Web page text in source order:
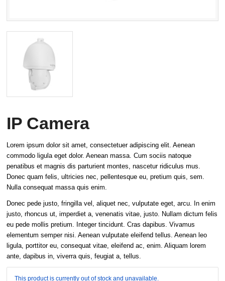
IP Camera
Lorem ipsum dolor sit amet, consectetuer adipiscing elit. Aenean
commodo ligula eget dolor. Aenean massa. Cum sociis natoque
penatibus et magnis dis parturient montes, nascetur ridiculus mus.
Donec quam felis, ultricies nec, pellentesque eu, pretium quis, sem.
Nulla consequat massa quis enim.
Donec pede justo, fringilla vel, aliquet nec, vulputate eget, arcu. In enim
justo, rhoncus ut, imperdiet a, venenatis vitae, justo. Nullam dictum felis
eu pede mollis pretium. Integer tincidunt. Cras dapibus. Vivamus
elementum semper nisi. Aenean vulputate eleifend tellus. Aenean leo
ligula, porttitor eu, consequat vitae, eleifend ac, enim. Aliquam lorem
ante, dapibus in, viverra quis, feugiat a, tellus.
This product is currently out of stock and unavailable.